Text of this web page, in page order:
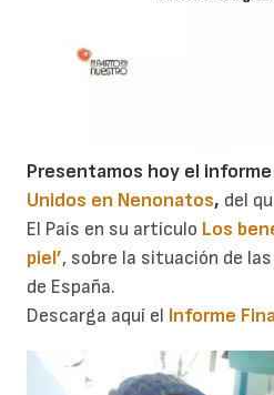
Presentamos hoy el
Unidos en Nenonatos, del
El País en su artículo Los
piel’, sobre la situación de
de España.
Descarga aquí el Informe